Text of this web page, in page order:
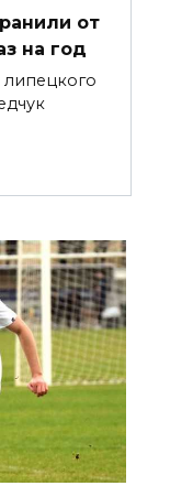
от
на год